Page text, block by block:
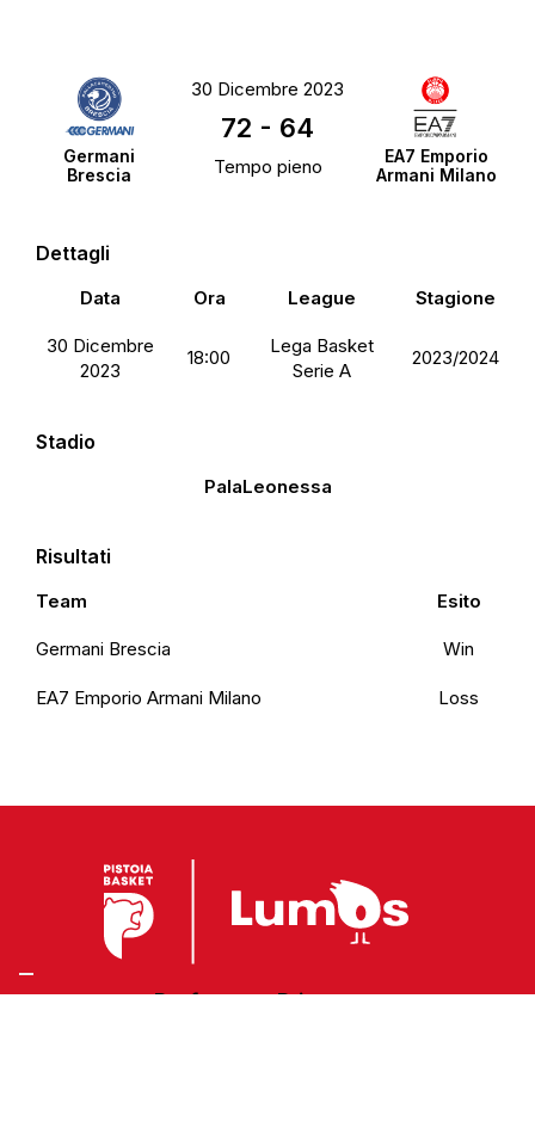
Germani
Brescia
EA7 Emporio
Armani Milano
30 Dicembre 2023
72 - 64
Tempo pieno
Dettagli
Data Ora League Stagione
30 Dicembre
2023
18:00
Lega Basket
Serie A
2023/2024
Stadio
PalaLeonessa
Risultati
Team Esito
Germani Brescia Win
EA7 Emporio Armani Milano Loss
Preferenze Privacy